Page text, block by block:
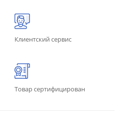
Клиентский сервис
Товар сертифицирован